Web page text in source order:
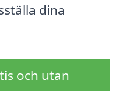
dina
och utan